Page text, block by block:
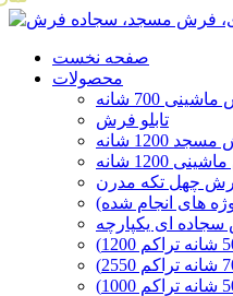
صفحه نخست
محصولات
700 شانه
تابلو فرش
1200 شانه
1200 شانه
چهل تکه مدرن
های انجام شده)
ای یکپارچه